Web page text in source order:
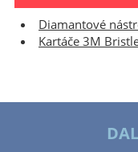
Diamantové
Kartáče 3M